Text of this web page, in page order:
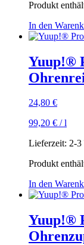
Produkt
In den
Yuup!®
24,80 €
99,20 € /l
Lieferzeit: 2-3
Produkt
In den
Yuup!®